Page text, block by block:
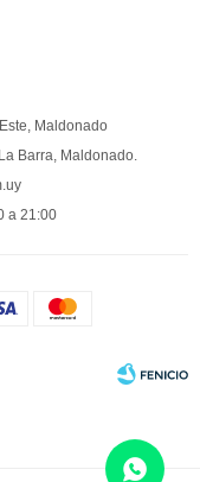
Maldonado
Barra, Maldonado.
a 21:00